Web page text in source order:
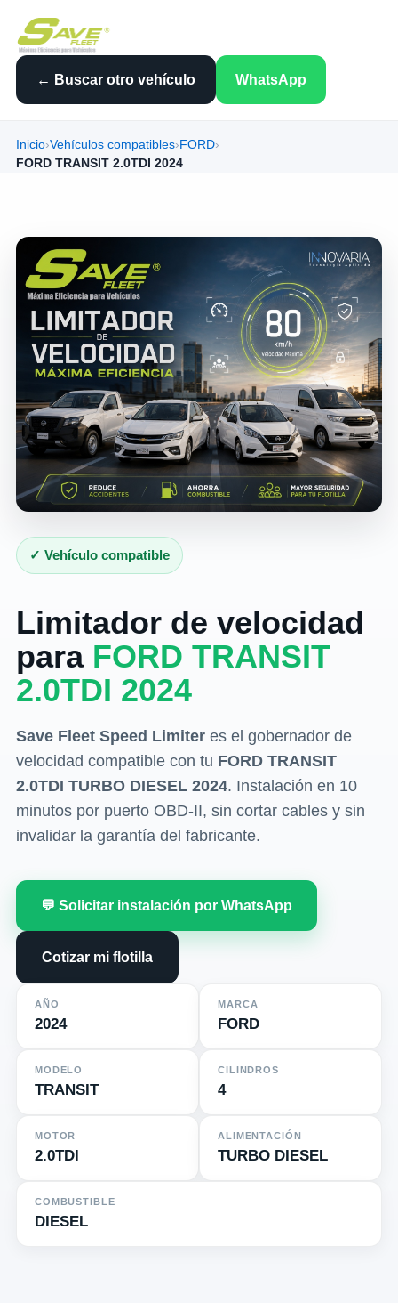
← Buscar otro vehículo WhatsApp
Inicio›Vehículos compatibles› FORD›
FORD TRANSIT 2.0TDI 2024
✓ Vehículo compatible
Limitador de velocidad
para FORD TRANSIT
2.0TDI 2024
Save Fleet Speed Limiteres el gobernador de
velocidad compatible con tu FORD TRANSIT
2.0TDI TURBO DIESEL 2024. Instalación en 10
minutos por puerto OBD-II, sin cortar cables y sin
invalidar la garantía del fabricante.
💬 Solicitar instalación por WhatsApp
Cotizar mi flotilla
AÑO
2024
MARCA
FORD
MODELO
TRANSIT
CILINDROS
4
MOTOR
2.0TDI
ALIMENTACIÓN
TURBO DIESEL
COMBUSTIBLE
DIESEL